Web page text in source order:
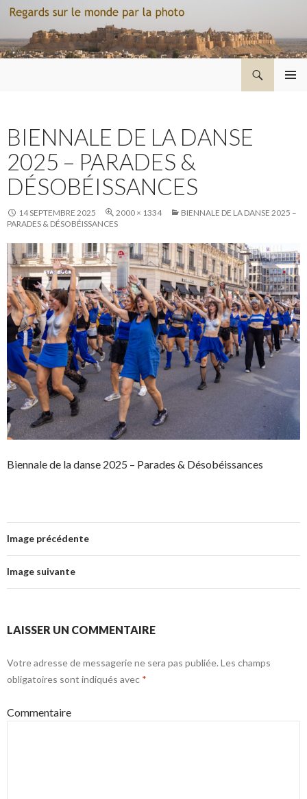
BIENNALE DE LA DANSE
2025 – PARADES &
DÉSOBÉISSANCES
14 SEPTEMBRE 2025 2000 × 1334
BIENNALE DE LA DANSE 2025 –
PARADES & DÉSOBÉISSANCES
Biennale de la danse 2025 – Parades & Désobéissances
Image précédente
Image suivante
LAISSER UN COMMENTAIRE
Votre adresse de messagerie ne sera pas publiée. Les champs
obligatoires sont indiqués avec *
Commentaire